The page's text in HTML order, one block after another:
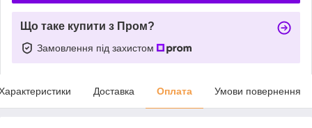
Що таке купити з Пром?
Замовлення під захистом
Доставка Оплата Умови повернення